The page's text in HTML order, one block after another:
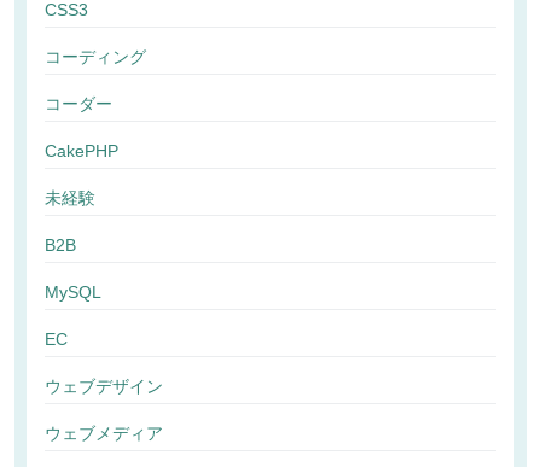
CSS3
コーディング
コーダー
CakePHP
未経験
B2B
MySQL
EC
ウェブデザイン
ウェブメディア